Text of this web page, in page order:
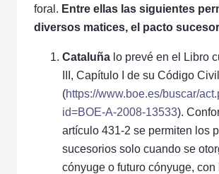
foral. Entre ellas las siguientes
diversos matices, el pacto
Cataluña lo prevé en el Libro
III, Capítulo I de su Código Civil
(https://www.boe.es/buscar/
id=BOE-A-2008-13533).
artículo 431-2 se permiten los
sucesorios solo cuando se
cónyuge o futuro cónyuge, con